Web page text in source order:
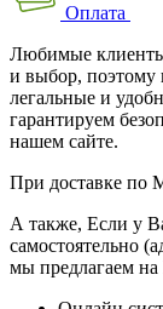
Оплата
Любимые
и выбор, поэтому
легальные и
гарантируем
нашем сайте.
При доставке по
А также, Если у
самостоятельно
мы предлагаем